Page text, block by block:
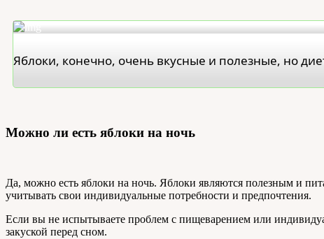
Яблоки, конечно, очень вкусные и полезные, но
Можно ли есть яблоки на ночь
Да, можно есть яблоки на ночь. Яблоки являются полезным и
учитывать свои индивидуальные потребности и предпочтения.
Если вы не испытываете проблем с пищеварением или
закуской перед сном.